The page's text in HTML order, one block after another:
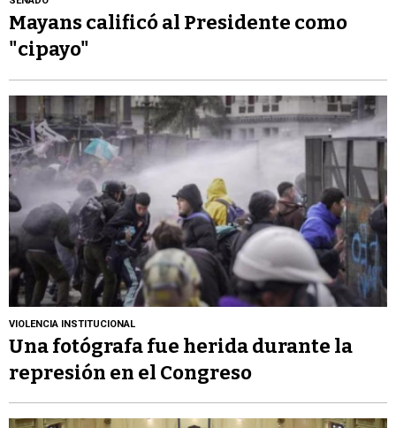
Mayans calificó al Presidente como
"cipayo"
VIOLENCIA INSTITUCIONAL
Una fotógrafa fue herida durante la
represión en el Congreso